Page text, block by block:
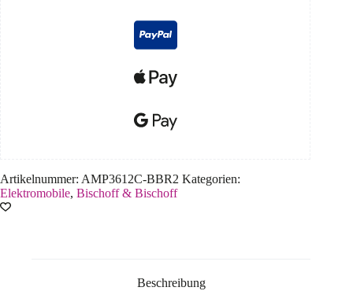
Artikelnummer: AMP3612C-BBR2 Kategorien:
Elektromobile, Bischoff & Bischoff
Beschreibung